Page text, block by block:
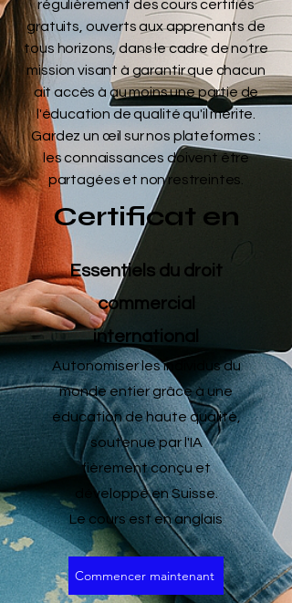
régulièrement des cours certifiés
gratuits, ouverts aux apprenants de
tous horizons, dans le cadre de notre
mission visant à garantir que chacun
ait accès à au moins une partie de
l'éducation de qualité qu'il mérite.
Gardez un œil sur nos plateformes :
les connaissances doivent être
partagées et non restreintes.
Certificat en
Essentiels du droit
commercial
international
Autonomiser les individus du
monde entier grâce à une
éducation de haute qualité,
soutenue par l'IA
fièrement conçu et
développé en Suisse.
Le cours est en anglais
Commencer maintenant